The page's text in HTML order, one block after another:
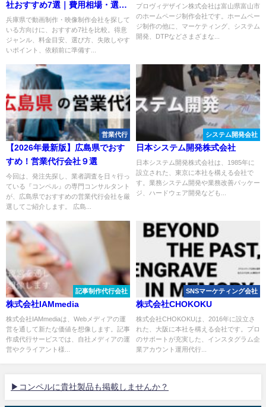
社おすすめ7選｜費用相場・選び
方も解説
兵庫県で動画制作・映像制作会社を探して
いる方向けに、おすすめ7社を比較。得意
ジャンル、料金目安、選び方、失敗しやす
いポイント、依頼前に準備す...
プロヴィデザイン株式会社は富山県富山市
のホームページ制作会社です。ホームペー
ジ制作の他に、マーケティング、システム
開発、DTPなどさまざまな...
営業代行
【2026年最新版】広島県でおす
すめ！営業代行会社９選
今回は、発注先探し、業者調査を日々行っ
ている『コンペル』の専門コンサルタント
が、広島県でおすすめの営業代行会社を厳
選してご紹介します。 広島...
システム開発会社
日本システム開発株式会社
日本システム開発株式会社は、1985年に
設立された、東京に本社を構える会社で
す。業務システム開発や業務改善パッケー
ジ、ハードウェア開発なども...
記事制作代行会社
株式会社IAMmedia
株式会社IAMmediaは、Webメディアの運
営を通して新たな価値を想像します。記事
作成代行サービスでは、自社メディアの運
営やクライアント様...
SNSマーケティング会社
株式会社CHOKOKU
株式会社CHOKOKUは、2016年に設立さ
れた、大阪に本社を構える会社です。プロ
のサポートが充実した、インスタグラム企
業アカウント運用代行...
▶コンペルに貴社製品も掲載しませんか？